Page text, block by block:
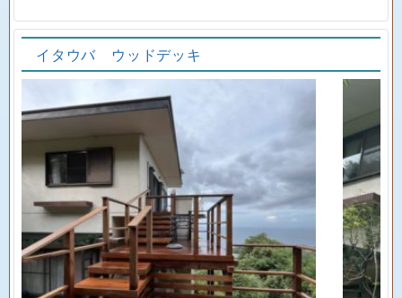
イタウバ ウッドデッキ